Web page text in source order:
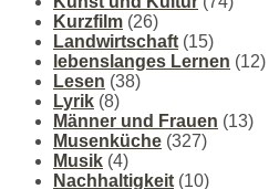
Kurzfilm (26)
Landwirtschaft (15)
lebenslanges Lernen (12)
Lesen (38)
Lyrik (8)
Männer und Frauen (13)
Musenküche (327)
Musik (4)
Nachhaltigkeit (10)